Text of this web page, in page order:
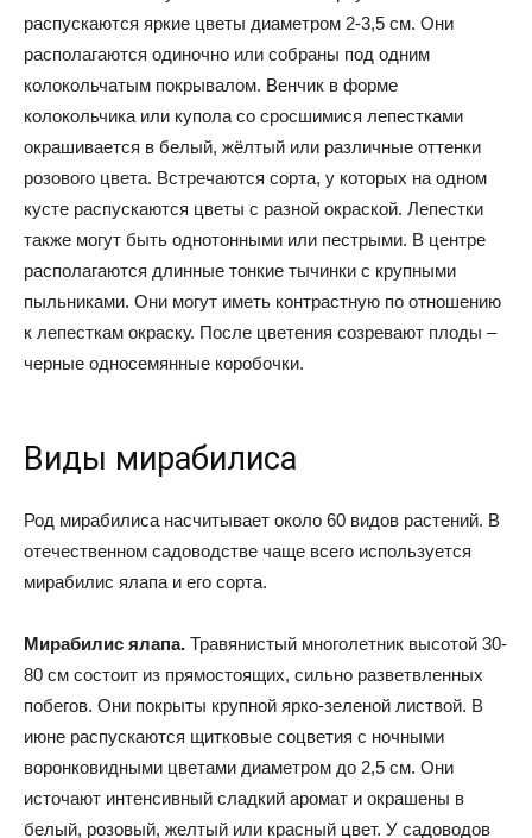
распускаются яркие цветы диаметром 2-3,5 см. Они
располагаются одиночно или собраны под одним
колокольчатым покрывалом. Венчик в форме
колокольчика или купола со сросшимися лепестками
окрашивается в белый, жёлтый или различные оттенки
розового цвета. Встречаются сорта, у которых на одном
кусте распускаются цветы с разной окраской. Лепестки
также могут быть однотонными или пестрыми. В центре
располагаются длинные тонкие тычинки с крупными
пыльниками. Они могут иметь контрастную по отношению
к лепесткам окраску. После цветения созревают плоды –
черные односемянные коробочки.
Виды мирабилиса
Род мирабилиса насчитывает около 60 видов растений. В
отечественном садоводстве чаще всего используется
мирабилис ялапа и его сорта.
Мирабилис ялапа. Травянистый многолетник высотой 30-
80 см состоит из прямостоящих, сильно разветвленных
побегов. Они покрыты крупной ярко-зеленой листвой. В
июне распускаются щитковые соцветия с ночными
воронковидными цветами диаметром до 2,5 см. Они
источают интенсивный сладкий аромат и окрашены в
белый, розовый, желтый или красный цвет. У садоводов